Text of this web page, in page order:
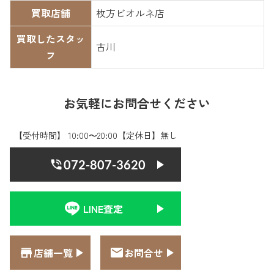
買取店舗
枚方ビオルネ店
買取したスタッ
フ
古川
お気軽にお問合せください
【受付時間】 10:00〜20:00【定休日】無し
072-807-3620
LINE査定
店舗一覧 お問合せ